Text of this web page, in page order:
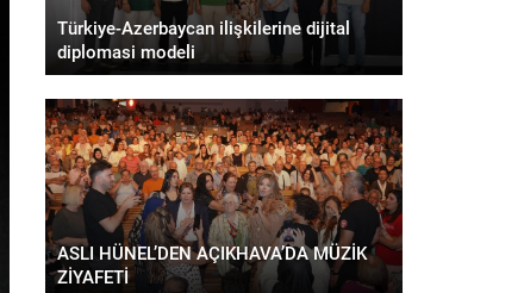
Türkiye-Azerbaycan ilişkilerine dijital
diplomasi modeli
ASLI HÜNEL’DEN AÇIKHAVA’DA MÜZİK
ZİYAFETİ